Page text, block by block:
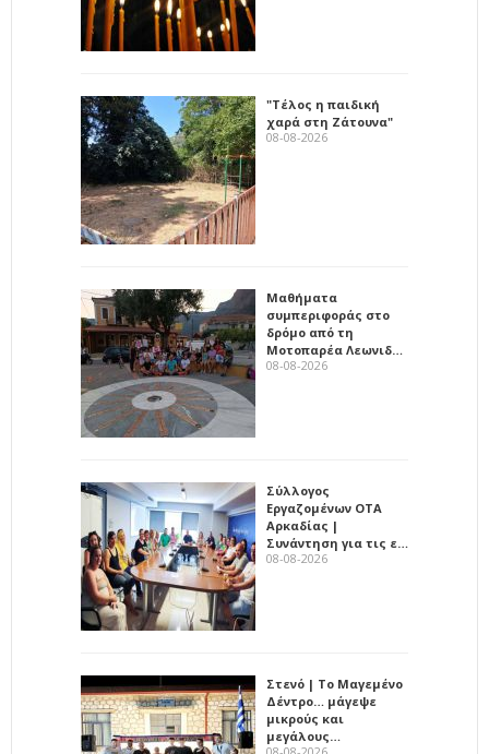
"Τέλος η παιδική
χαρά στη Ζάτουνα"
08-08-2026
Μαθήματα
συμπεριφοράς στο
δρόμο από τη
Μοτοπαρέα Λεωνιδ…
08-08-2026
Σύλλογος
Εργαζομένων ΟΤΑ
Αρκαδίας |
Συνάντηση για τις ε…
08-08-2026
Στενό | Το Μαγεμένο
Δέντρο… μάγεψε
μικρούς και
μεγάλους…